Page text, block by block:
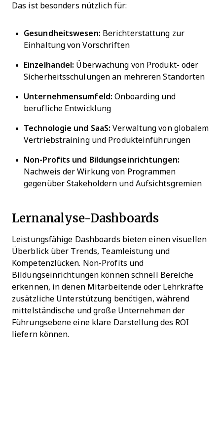
Das ist besonders nützlich für:
Gesundheitswesen: Berichterstattung zur
Einhaltung von Vorschriften
Einzelhandel: Überwachung von Produkt- oder
Sicherheitsschulungen an mehreren Standorten
Unternehmensumfeld: Onboarding und
berufliche Entwicklung
Technologie und SaaS:Verwaltung von globalem
Vertriebstraining und Produkteinführungen
Non-Profits und Bildungseinrichtungen:
Nachweis der Wirkung von Programmen
gegenüber Stakeholdern und Aufsichtsgremien
Lernanalyse-Dashboards
Leistungsfähige Dashboards bieten einen visuellen
Überblick über Trends, Teamleistung und
Kompetenzlücken. Non-Profits und
Bildungseinrichtungen können schnell Bereiche
erkennen, in denen Mitarbeitende oder Lehrkräfte
zusätzliche Unterstützung benötigen, während
mittelständische und große Unternehmen der
Führungsebene eine klare Darstellung des ROI
liefern können.